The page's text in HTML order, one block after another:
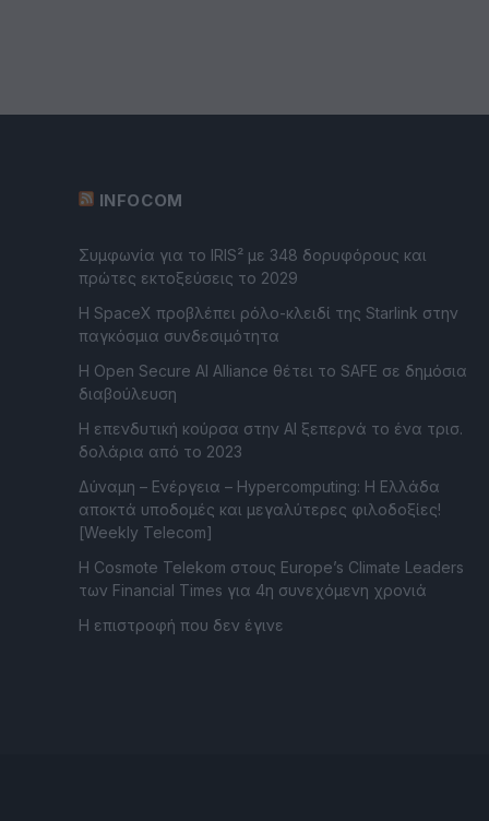
INFOCOM
Συμφωνία για το IRIS² με 348 δορυφόρους και
πρώτες εκτοξεύσεις το 2029
Η SpaceX προβλέπει ρόλο-κλειδί της Starlink στην
παγκόσμια συνδεσιμότητα
Η Open Secure AI Alliance θέτει το SAFE σε δημόσια
διαβούλευση
Η επενδυτική κούρσα στην AI ξεπερνά το ένα τρισ.
δολάρια από το 2023
Δύναμη – Ενέργεια – Ηypercomputing: Η Ελλάδα
αποκτά υποδομές και μεγαλύτερες φιλοδοξίες!
[Weekly Telecom]
Η Cosmote Telekom στους Europe’s Climate Leaders
των Financial Times για 4η συνεχόμενη χρονιά
Η επιστροφή που δεν έγινε